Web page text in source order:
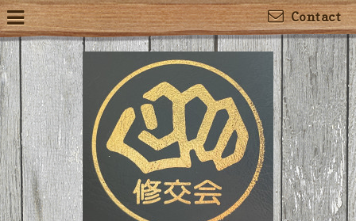
Contact